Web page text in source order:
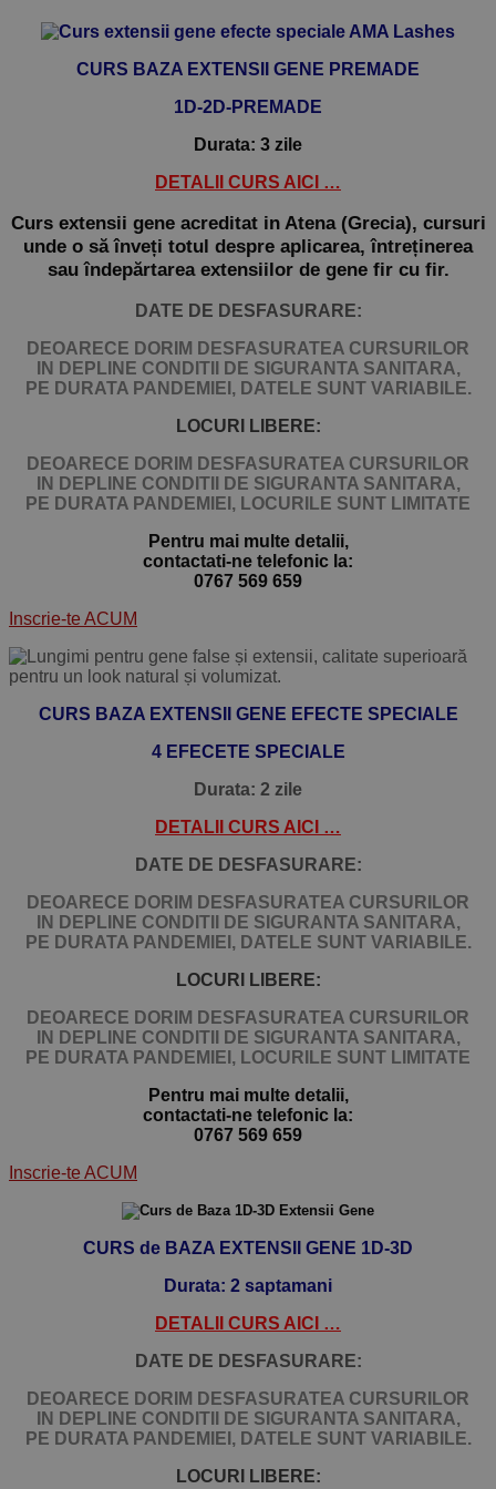
CURS BAZA EXTENSII GENE PREMADE
1D-2D-PREMADE
Durata: 3 zile
DETALII CURS AICI …
Curs extensii gene acreditat in Atena (Grecia), cursuri
unde o să înveți totul despre aplicarea, întreținerea
sau îndepărtarea extensiilor de gene fir cu fir.
DATE DE DESFASURARE:
DEOARECE DORIM DESFASURATEA CURSURILOR
IN DEPLINE CONDITII DE SIGURANTA SANITARA,
PE DURATA PANDEMIEI, DATELE SUNT VARIABILE.
LOCURI LIBERE:
DEOARECE DORIM DESFASURATEA CURSURILOR
IN DEPLINE CONDITII DE SIGURANTA SANITARA,
PE DURATA PANDEMIEI, LOCURILE SUNT LIMITATE
Pentru mai multe detalii,
contactati-ne telefonic la:
0767 569 659
Inscrie-te ACUM
CURS BAZA EXTENSII GENE EFECTE SPECIALE
4 EFECETE SPECIALE
Durata: 2 zile
DETALII CURS AICI …
DATE DE DESFASURARE:
DEOARECE DORIM DESFASURATEA CURSURILOR
IN DEPLINE CONDITII DE SIGURANTA SANITARA,
PE DURATA PANDEMIEI, DATELE SUNT VARIABILE.
LOCURI LIBERE:
DEOARECE DORIM DESFASURATEA CURSURILOR
IN DEPLINE CONDITII DE SIGURANTA SANITARA,
PE DURATA PANDEMIEI, LOCURILE SUNT LIMITATE
Pentru mai multe detalii,
contactati-ne telefonic la:
0767 569 659
Inscrie-te ACUM
CURS de BAZA EXTENSII GENE 1D-3D
Durata: 2 saptamani
DETALII CURS AICI …
DATE DE DESFASURARE:
DEOARECE DORIM DESFASURATEA CURSURILOR
IN DEPLINE CONDITII DE SIGURANTA SANITARA,
PE DURATA PANDEMIEI, DATELE SUNT VARIABILE.
LOCURI LIBERE: